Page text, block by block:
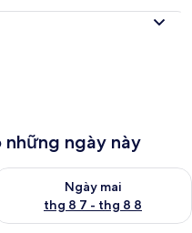
ngày này
8 6 - thg 8 7
Ngày mai
thg 8 7 - thg 8 8
tra lượng phòng ngày